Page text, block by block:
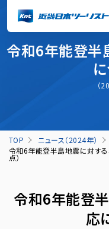
令和6年能登半
（
TOP
ニュース（2024年）
令和6年能登半島地震に対す
点）
令和6年能登
応